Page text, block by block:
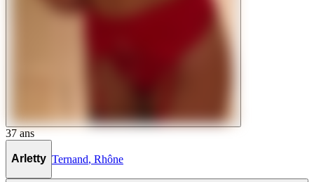
37 ans
Arletty Ternand, Rhône